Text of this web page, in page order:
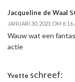
Jacqueline de Waal
JANUARI 30, 2021 OM 6:16
Wauw wat een
actie
Yvette schreef: